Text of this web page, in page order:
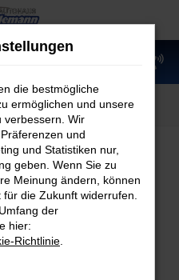
die bestmögliche
ermöglichen und unsere
verbessern. Wir
und
und Statistiken nur,
geben. Wenn Sie zu
Meinung ändern, können
die Zukunft widerrufen.
der
hier:
Richtlinie